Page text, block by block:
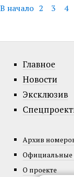
В начало 2 3 4
Главное
Новости
Эксклюзив
Архив
Официальные
О проекте